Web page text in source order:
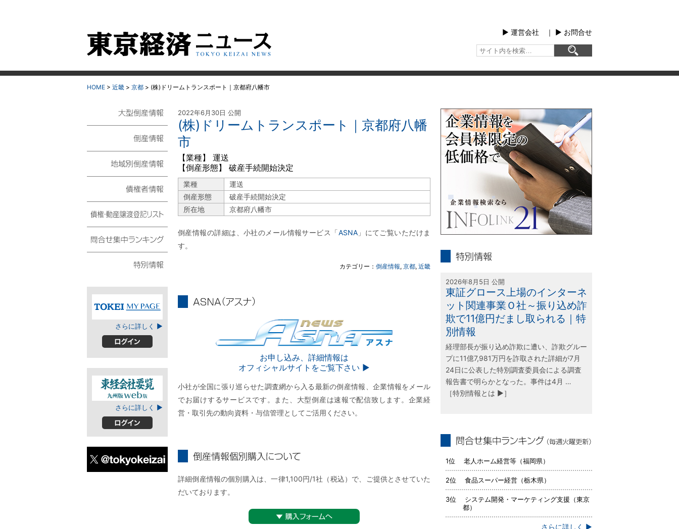
▶︎ 運営会社 ｜ ▶︎ お問合せ
HOME > 近畿 > 京都 > (株)ドリームトランスポート｜京都府八幡市
2022年6月30日 公開
(株)ドリームトランスポート｜京都府八幡
市
【業種】 運送
【倒産形態】 破産手続開始決定
業種
運送
倒産形態
破産手続開始決定
所在地
京都府八幡市
倒産情報の詳細は、小社のメール情報サービス「ASNA」にてご覧いただけま
す。
カテゴリー： 倒産情報, 京都, 近畿
お申し込み、詳細情報は
オフィシャルサイトをご覧下さい ▶︎
小社が全国に張り巡らせた調査網から入る最新の倒産情報、企業情報をメール
でお届けするサービスです。また、大型倒産は速報で配信致します。企業経
営・取引先の動向資料・与信管理としてご活用ください。
詳細倒産情報の個別購入は、一律1,100円/1社（税込）で、ご提供とさせていた
だいております。
スト
TOKEIマイページ
さらに詳しく ▶
東経会社要覧web
さらに詳しく ▶
ログイン
2026年8月5日 公開
東証グロース上場のインターネ
ット関連事業Ｏ社～振り込め詐
欺で11億円だまし取られる｜特
別情報
経理部長が振り込め詐欺に遭い、詐欺グルー
プに11億7,981万円を詐取された詳細が7月
24日に公表した特別調査委員会による調査
報告書で明らかとなった。事件は4月 …
［特別情報とは ▶］
1位 老人ホーム経営等（福岡県）
2位 食品スーパー経営（栃木県）
3位 システム開発・マーケティング支援（東京
都）
さらに詳しく ▶